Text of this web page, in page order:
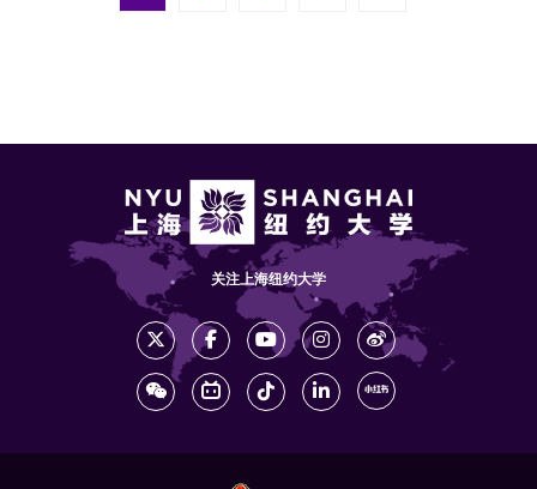
关注上海纽约大学